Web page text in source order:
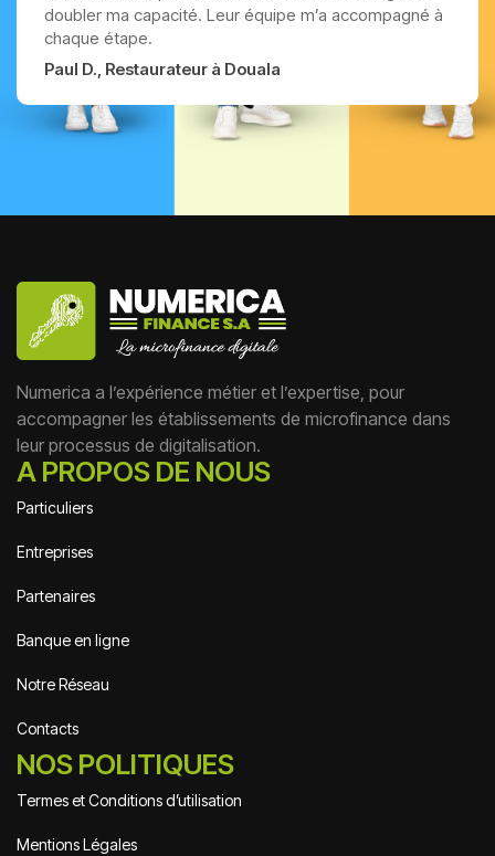
doubler ma capacité. Leur équipe m’a accompagné à
chaque étape.
Paul D., Restaurateur à Douala
Numerica a l’expérience métier et l’expertise, pour
accompagner les établissements de microfinance dans
leur processus de digitalisation.
A PROPOS DE NOUS
Particuliers
Entreprises
Partenaires
Banque en ligne
Notre Réseau
Contacts
NOS POLITIQUES
Termes et Conditions d’utilisation
Mentions Légales